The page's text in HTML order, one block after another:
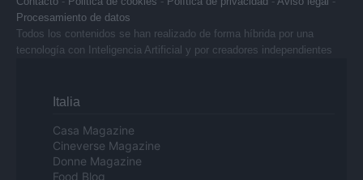
Procesamiento de datos
Todos los contenidos se han realizado de forma híbrida por una
tecnología con Inteligencia Artificial y por creadores independientes
Italia
Casa Magazine
Cineverse Magazine
Donne Magazine
Food Blog